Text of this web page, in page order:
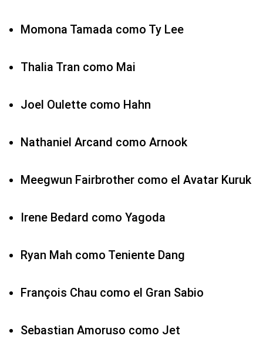
Momona Tamada como Ty Lee
Thalia Tran como Mai
Joel Oulette como Hahn
Nathaniel Arcand como Arnook
Meegwun Fairbrother como el Avatar Kuruk
Irene Bedard como Yagoda
Ryan Mah como Teniente Dang
François Chau como el Gran Sabio
Sebastian Amoruso como Jet